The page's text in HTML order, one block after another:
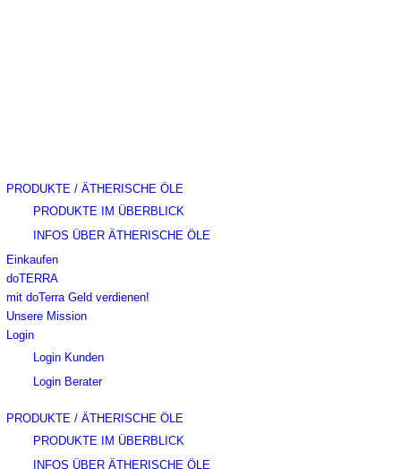
PRODUKTE / ÄTHERISCHE ÖLE
PRODUKTE IM ÜBERBLICK
INFOS ÜBER ÄTHERISCHE ÖLE
Einkaufen
doTERRA
mit doTerra Geld verdienen!
Unsere Mission
Login
Login Kunden
Login Berater
PRODUKTE / ÄTHERISCHE ÖLE
PRODUKTE IM ÜBERBLICK
INFOS ÜBER ÄTHERISCHE ÖLE